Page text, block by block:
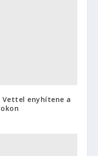
enyhítene a